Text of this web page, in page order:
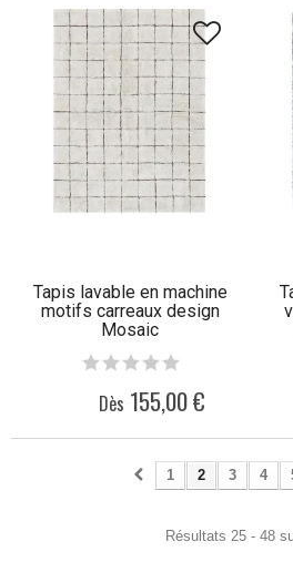
Tapis lavable en machine
motifs carreaux design
Mosaic
Dès 155,00 €
1 2 3 4
Résultats 25 - 48